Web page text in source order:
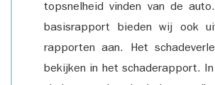
topsnelheid vinden van de
basisrapport bieden wij ook
rapporten aan. Het
bekijken in het schaderapport.